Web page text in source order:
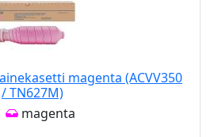
magenta (ACVV350
/ TN627M)
magenta